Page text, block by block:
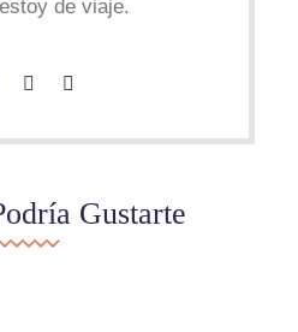
de viaje.
Gustarte